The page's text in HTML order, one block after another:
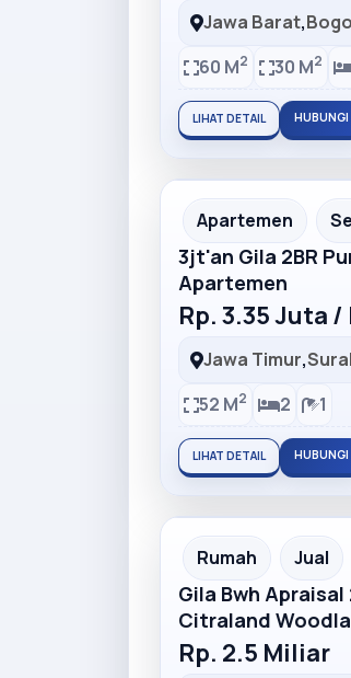
Jawa Barat,
60 M2 30 M2
LIHAT DETAIL HUBUNGI
Partner Ad
Apartemen
3jt'an Gila 2BR
Apartemen
Rp. 3.35 Juta
Jawa Timur,
52 M2 2 1
LIHAT DETAIL HUBUNGI
Partner Ad
Rumah Jual
Gila Bwh Apraisal
Citraland
Rp. 2.5 Miliar